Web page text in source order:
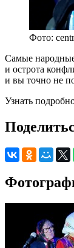
Фото:
Самые
и острота
и вы точно не
Узнать